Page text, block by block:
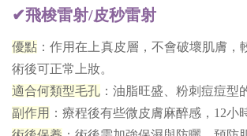
✔飛梭雷射/皮秒雷射
優點 ：作用在上真皮層，不會破壞肌膚，
術後可正常上妝。
適合何類型毛孔 ：油脂旺盛、粉刺痘痘型
副作用 ：療程後有些微皮膚麻醉感，12小